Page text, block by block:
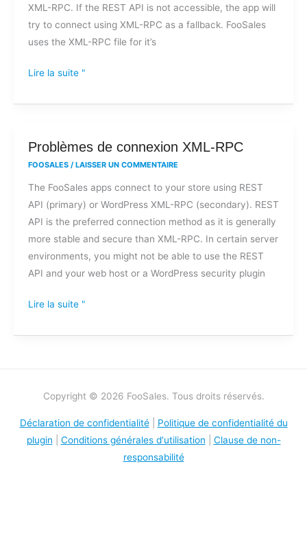
XML-RPC. If the REST API is not accessible, the app will
try to connect using XML-RPC as a fallback. FooSales
uses the XML-RPC file for it’s
d'une
erreur
d'accès
fichier
Lire la suite "
Problèmes de connexion XML-RPC
FOOSALES / LAISSER UN COMMENTAIRE
The FooSales apps connect to your store using REST
API (primary) or WordPress XML-RPC (secondary). REST
API is the preferred connection method as it is generally
more stable and secure than XML-RPC. In certain server
environments, you might not be able to use the REST
API and your web host or a WordPress security plugin
Problèmes
de
Lire la suite "
Copyright © 2026 FooSales. Tous droits réservés.
Déclaration de confidentialité| Politique de confidentialité du
plugin
Conditions générales d'utilisation
Clause de non-
responsabilité